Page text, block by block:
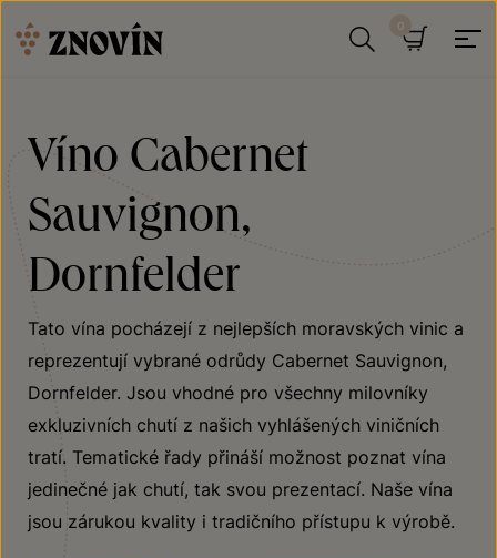
Víno Cabernet
Sauvignon,
Dornfelder
Tato vína pocházejí z nejlepších moravských vinic a
reprezentují vybrané odrůdy Cabernet Sauvignon,
Dornfelder. Jsou vhodné pro všechny milovníky
exkluzivních chutí z našich vyhlášených viničních
tratí. Tematické řady přináší možnost poznat vína
jedinečné jak chutí, tak svou prezentací. Naše vína
jsou zárukou kvality i tradičního přístupu k výrobě.